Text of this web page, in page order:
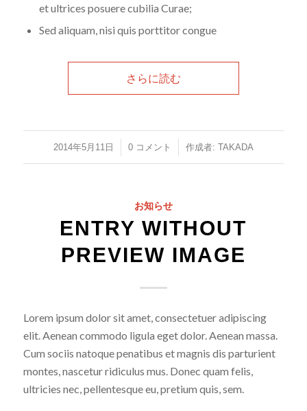
et ultrices posuere cubilia Curae;
Sed aliquam, nisi quis porttitor congue
さらに読む
2014年5月11日
/ 0 コメント
/ 作成者: TAKADA
お知らせ
ENTRY WITHOUT
PREVIEW IMAGE
Lorem ipsum dolor sit amet, consectetuer adipiscing
elit. Aenean commodo ligula eget dolor. Aenean massa.
Cum sociis natoque penatibus et magnis dis parturient
montes, nascetur ridiculus mus. Donec quam felis,
ultricies nec, pellentesque eu, pretium quis, sem.